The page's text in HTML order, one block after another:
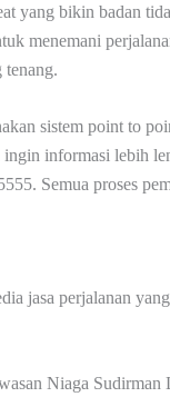
yang bikin badan
menemani
tenang.
sistem point to
informasi lebih
Semua proses
jasa perjalanan
Niaga